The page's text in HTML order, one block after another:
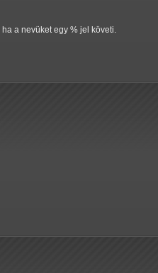
a nevüket egy % jel követi.